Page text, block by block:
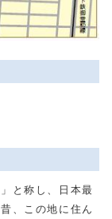
と称し、日本最
、この地に住ん